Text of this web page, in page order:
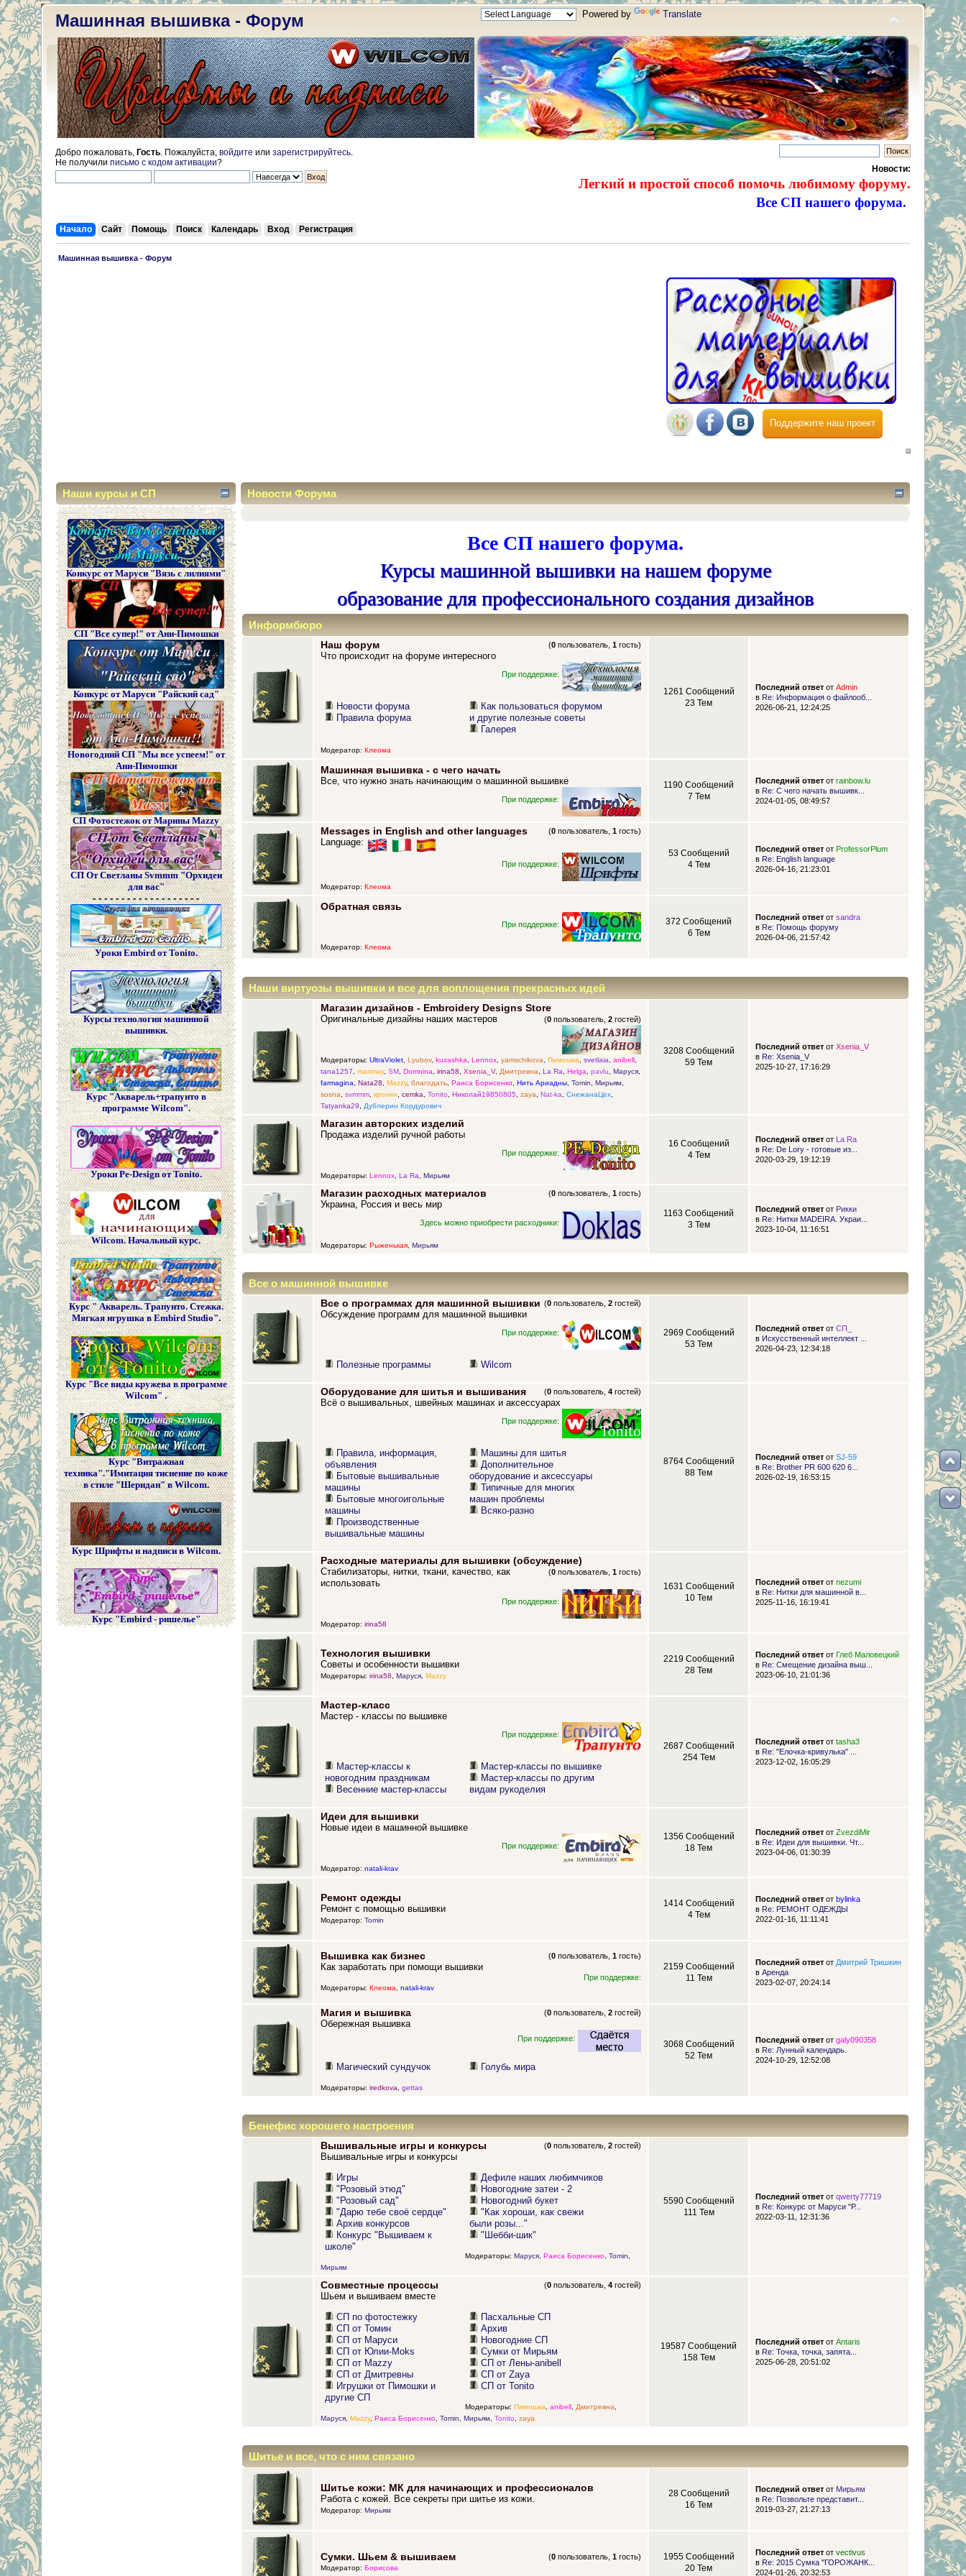
Машинная вышивка - Форум Powered by Translate
Добро пожаловать, Гость . Пожалуйста, войдите или зарегистрируйтесь
Не получили письмо с кодом активации?
Новости:
Легкий и простой способ помочь любимому форуму.
Все СП нашего форума.
Начало Сайт Помощь Поиск Календарь Вход Регистрация
Машинная вышивка - Форум
Поддержите наш проект
Наши курсы и СП
Конкурс от Маруси "Вязь с лилиями"
СП "Все супер!" от Ани-Пимошки
Конкурс от Маруси "Райский сад"
Новогодний СП "Мы все успеем!" от
Ани-Пимошки
СП Фотостежок от Марины Mazzy
СП От Светланы Svmmm "Орхидеи
для вас"
- - - - - - - - - - - - - - - - - - -
Уроки Embird от Tonito.
Курсы технология машинной
вышивки.
Курс "Акварель+трапунто в
программе Wilcom".
Уроки Pe-Design от Tonito.
Wilcom. Начальный курс.
Курс " Акварель. Трапунто. Стежка.
Мягкая игрушка в Embird Studio".
Курс "Все виды кружева в программе
Wilcom" .
Курс "Витражная
техника"."Имитация тиснение по коже
в стиле "Шеридан" в Wilcom.
Курс Шрифты и надписи в Wilcom.
Курс "Embird - ришелье"
Новости Форума
Все СП нашего форума.
Курсы машинной вышивки на нашем форуме
образование для профессионального создания дизайнов
Информбюро
Наш форум (0 пользователь,1 гость)
Что происходит на форуме интересного
При поддержке:
Новости форума
Правила форума
Как пользоваться форумом
и другие полезные советы
Галерея
Модератор: Клеома
1261 Сообщений
23 Тем
Последний ответот Admin
в Re: Информация о файлооб...
2026-06-21, 12:24:25
Машинная вышивка - с чего начать
Все, что нужно знать начинающим о машинной вышивке
При поддержке:
1190 Сообщений
7 Тем
Последний ответот rainbow.lu
в Re: С чего начать вышивк...
2024-01-05, 08:49:57
Messages in English and other languages (0 пользователь,1 гость)
Language:
При поддержке:
Модератор: Клеома
53 Сообщений
4 Тем
Последний ответот ProfessorPlum
в Re: English language
2026-04-16, 21:23:01
Обратная связь
При поддержке:
Модератор: Клеома
372 Сообщений
6 Тем
Последний ответот sandra
в Re: Помощь форуму
2026-04-06, 21:57:42
Наши виртуозы вышивки и все для воплощения прекрасных идей
Магазин дизайнов - Embroidery Designs Store
(0 пользователь,2 гостей)
Оригинальные дизайны наших мастеров
Модераторы: UltraViolet, Lyubov, kuzashka, Lennox, yamschikova, Пимошка, svetlaia, anibell,
tana1257, marimay, SM, Domnina, irina58, Xsenia_V, Дмитревна, La Ra, Helga, pavlu, Маруся,
farmagina, Nata28, Mazzy, благодать, Раиса Борисенко, Нить Ариадны, Tomin, Мирьям,
sosna, svmmm, крохин, cemka, Tonito, Николай19850805, zaya, Nat-ka, СнежанаЦех,
Tatyanka29, Дублерин Кордурович
3208 Сообщений
59 Тем
Последний ответот Xsenia_V
в Re: Xsenia_V
2025-10-27, 17:16:29
Магазин авторских изделий
Продажа изделий ручной работы
При поддержке:
Модераторы: Lennox, La Ra, Мирьям
16 Сообщений
4 Тем
Последний ответот
La Ra
в Re: De Lory - готовые из...
2020-03-29, 19:12:19
Магазин расходных материалов (0 пользователь,1 гость)
Украина, Россия и весь мир
Здесь можно приобрести расходники:
Модераторы: Рыженькая, Мирьям
1163 Сообщений
3 Тем
Последний ответот Рикки
в Re: Нитки MADEIRA. Украи...
2023-10-04, 11:16:51
Все о машинной вышивке
Все о программах для машинной вышивки (0 пользователь,2 гостей)
Обсуждение программ для машинной вышивки
При поддержке:
Полезные программы Wilcom
2969 Сообщений
53 Тем
Последний ответот СП_
в Искусственный интеллект ...
2026-04-23, 12:34:18
Оборудование для шитья и вышивания (0 пользователь,4 гостей)
Всё о вышивальных, швейных машинах и аксессуарах
При поддержке:
Правила, информация,
объявления
Бытовые вышивальные
машины
Бытовые многоигольные
машины
Производственные
вышивальные машины
Машины для шитья
Дополнительное
оборудование и аксессуары
Типичные для многих
машин проблемы
Всяко-разно
8764 Сообщений
88 Тем
Последний ответот SJ-59
в Re: Brother PR 600 620 6...
2026-02-19, 16:53:15
Расходные материалы для вышивки (обсуждение)
(0 пользователь,1 гость)
Стабилизаторы, нитки, ткани, качество, как
использовать
При поддержке:
Модератор: irina58
1631 Сообщений
10 Тем
Последний ответот nezumi
в Re: Нитки для машинной в...
2025-11-16, 16:19:41
Технология вышивки
Советы и особенности вышивки
Модераторы: irina58, Маруся, Mazzy
2219 Сообщений
28 Тем
Последний ответот Глеб Маловецкий
в Re: Смещение дизайна выш...
2023-06-10, 21:01:36
Мастер-класс
Мастер - классы по вышивке
При поддержке:
Мастер-классы к
новогодним праздникам
Весенние мастер-классы
Мастер-классы по вышивке
Мастер-классы по другим
видам рукоделия
2687 Сообщений
254 Тем
Последний ответот tasha3
в Re: "Елочка-кривулька" ...
2023-12-02, 16:05:29
Идеи для вышивки
Новые идеи в машинной вышивке
При поддержке:
Модератор: natali-krav
1356 Сообщений
18 Тем
Последний ответот ZvezdiMir
в Re: Идеи для вышивки. Чт...
2023-04-06, 01:30:39
Ремонт одежды
Ремонт с помощью вышивки
Модератор: Tomin
1414 Сообщений
4 Тем
Последний ответот bylinka
в Re: РЕМОНТ ОДЕЖДЫ
2022-01-16, 11:11:41
Вышивка как бизнес (0 пользователь,1 гость)
Как заработать при помощи вышивки
При поддержке:
Модераторы: Клеома, natali-krav
2159 Сообщений
11 Тем
Последний ответот Дмитрий Тришкин
в Аренда
2023-02-07, 20:24:14
Магия и вышивка (0 пользователь,2 гостей)
Обережная вышивка
При поддержке:
Магический сундучок Голубь мира
Модераторы: iredkova gettas
3068 Сообщений
52 Тем
Последний ответот galy090358
в Re: Лунный календарь.
2024-10-29, 12:52:08
Бенефис хорошего настроения
Вышивальные игры и конкурсы (0 пользователь,2 гостей)
Вышивальные игры и конкурсы
Игры
"Розовый этюд"
"Розовый сад"
"Дарю тебе своё сердце"
Архив конкурсов
Конкурс "Вышиваем к
школе"
Дефиле наших любимчиков
Новогодние затеи - 2
Новогодний букет
"Как хороши, как свежи
были розы..."
"Шебби-шик"
Модераторы: Маруся, Раиса Борисенко, Tomin
Мирьям
5590 Сообщений
111 Тем
Последний ответот qwerty77719
в Re: Конкурс от Маруси "Р...
2022-03-11, 12:31:36
Совместные процессы (0 пользователь,4 гостей)
Шьем и вышиваем вместе
СП по фотостежку
СП от Томин
СП от Маруси
СП от Юлии-Moks
СП от Mazzy
СП от Дмитревны
Игрушки от Пимошки и
другие СП
Пасхальные СП
Архив
Новогодние СП
Сумки от Мирьям
СП от Лены-anibell
СП от Zaya
СП от Tonito
Модераторы: Пимошка anibell, Дмитревна
Маруся, Mazzy, Раиса Борисенко, Tomin Мирьям, Tonito zaya
19587 Сообщений
158 Тем
Последний ответот Antaris
в Re: Точка, точка, запята...
2025-06-28, 20:51:02
Шитье и все, что с ним связано
Шитье кожи: МК для начинающих и профессионалов
Работа с кожей. Все секреты при шитье из кожи.
Модератор: Мирьям
28 Сообщений
16 Тем
Последний ответот Мирьям
в Re: Позвольте представит...
2019-03-27, 21:27:13
Сумки. Шьем & вышиваем (0 пользователь,1 гость)
Модератор: Борисова
1955 Сообщений
20 Тем
Последний ответот vectivus
в Re: 2015 Сумка "ГОРОЖАНК...
2024-01-26, 20:32:53